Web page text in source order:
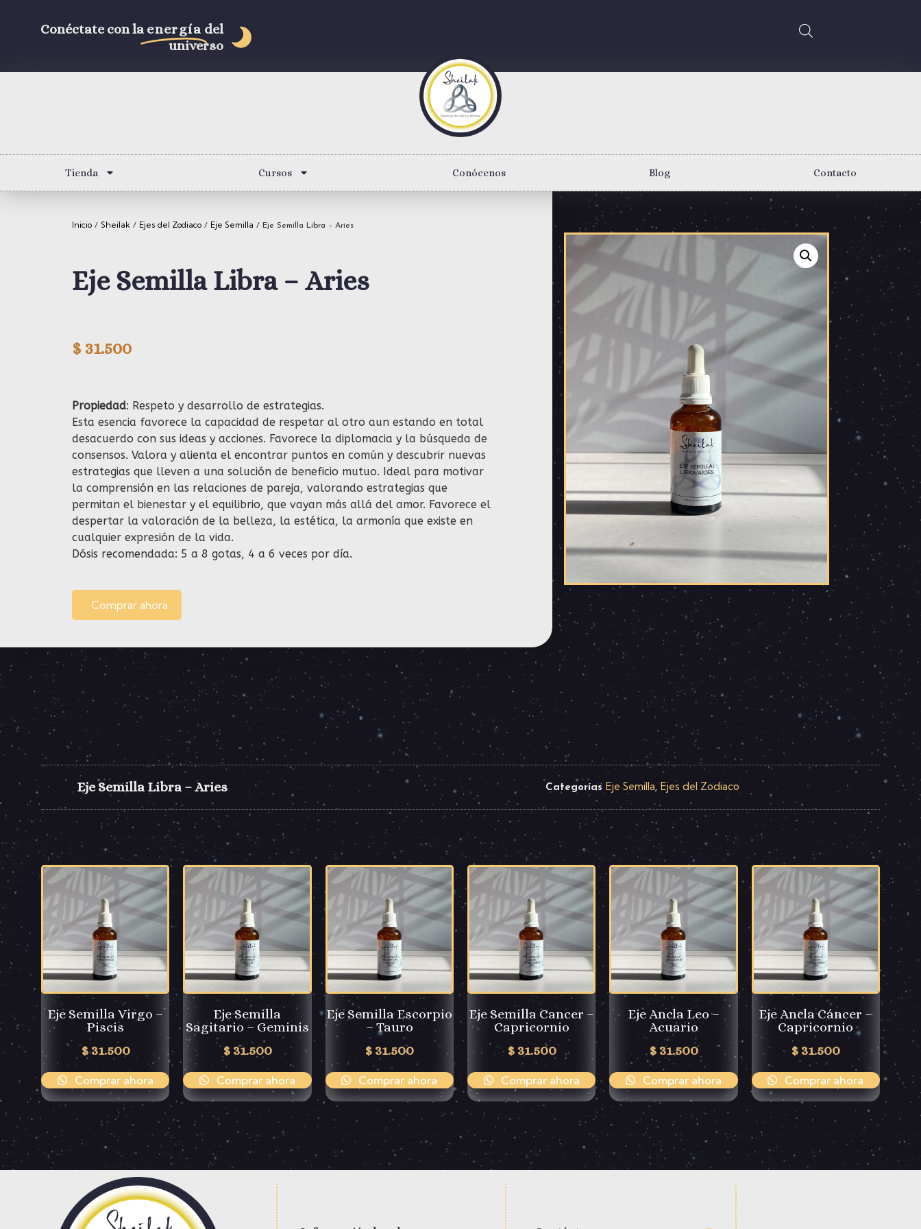
Conéctate con la energía del
universo
Tienda Cursos Conócenos Blog Contacto
Inicio/ Sheilak/ Ejes del Zodiaco/ Eje Semilla / Eje Semilla Libra – Aries
Eje Semilla Libra – Aries
$31.500
Propiedad: Respeto y desarrollo de estrategias.
Esta esencia favorece la capacidad de respetar al otro aun estando en total
desacuerdo con sus ideas y acciones. Favorece la diplomacia y la búsqueda de
consensos. Valora y alienta el encontrar puntos en común y descubrir nuevas
estrategias que lleven a una solución de beneficio mutuo. Ideal para motivar
la comprensión en las relaciones de pareja, valorando estrategias que
permitan el bienestar y el equilibrio, que vayan más allá del amor. Favorece el
despertar la valoración de la belleza, la estética, la armonía que existe en
cualquier expresión de la vida.
Dósis recomendada: 5 a 8 gotas, 4 a 6 veces por día.
Comprar ahora
Eje Semilla Libra – Aries Categorías Eje Semilla, Ejes del Zodiaco
Eje Semilla Virgo –
Piscis
$31.500
Comprar ahora
Eje Semilla
Sagitario – Geminis
$31.500
Comprar ahora
Eje Semilla Escorpio
– Tauro
$ 31.500
Comprar ahora
Eje Semilla Cancer –
Capricornio
$31.500
Comprar ahora
Eje Ancla Leo –
Acuario
$31.500
Comprar ahora
Eje Ancla Cáncer –
Capricornio
$ 31.500
Comprar ahora